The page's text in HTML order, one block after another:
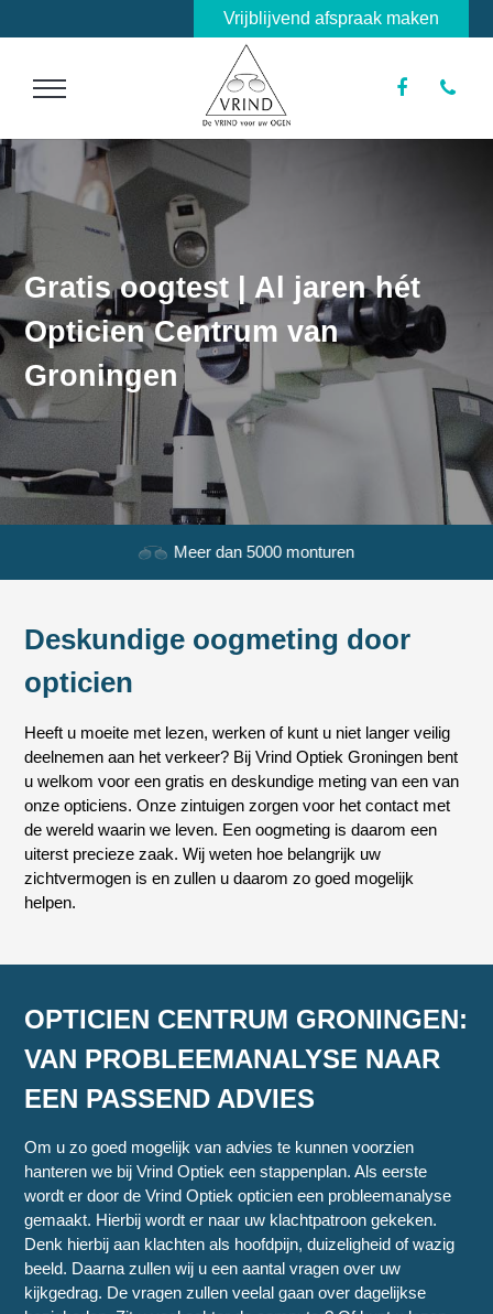
Gratis oogtest | Al jaren hét
Opticien Centrum van
Groningen
Meer dan 5000 monturen
Deskundige oogmeting door
opticien
Heeft u moeite met lezen, werken of kunt u niet langer veilig
deelnemen aan het verkeer? Bij Vrind Optiek Groningen bent
u welkom voor een gratis en deskundige meting van een van
onze opticiens. Onze zintuigen zorgen voor het contact met
de wereld waarin we leven. Een oogmeting is daarom een
uiterst precieze zaak. Wij weten hoe belangrijk uw
zichtvermogen is en zullen u daarom zo goed mogelijk
helpen.
OPTICIEN CENTRUM GRONINGEN:
VAN PROBLEEMANALYSE NAAR
EEN PASSEND ADVIES
Om u zo goed mogelijk van advies te kunnen voorzien
hanteren we bij Vrind Optiek een stappenplan. Als eerste
wordt er door de Vrind Optiek opticien een probleemanalyse
gemaakt. Hierbij wordt er naar uw klachtpatroon gekeken.
Denk hierbij aan klachten als hoofdpijn, duizeligheid of wazig
beeld. Daarna zullen wij u een aantal vragen over uw
kijkgedrag. De vragen zullen veelal gaan over dagelijkse
Vrijblijvend afspraak maken